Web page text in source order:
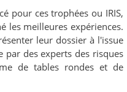
pour ces trophées ou IRIS,
les meilleures expériences.
leur dossier à l'issue
par des experts des risques
de tables rondes et de